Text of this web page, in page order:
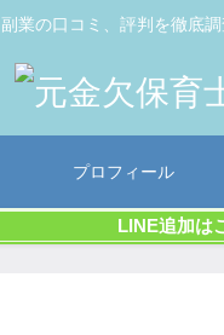
副業の口コミ、評判を徹底
プロフィール
LINE追加